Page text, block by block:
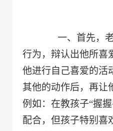
一、首先，老
行为，辩认出他所喜
他进行自己喜爱的活
其他的动作后，再让
例如：在教孩子“握
配合，但孩子特别喜